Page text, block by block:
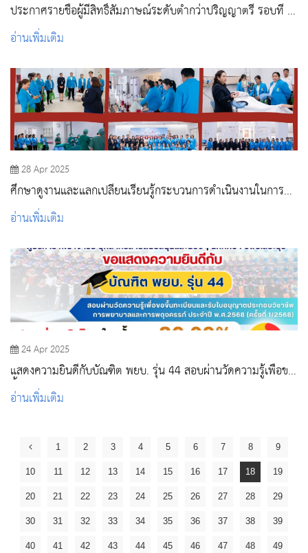
ประกาศรายชื่อผู้มีสิทธิ์สัมภาษณ์ระดับต่ำกว่าปริญญาตรี รอบที่ 3
ปีการศึกษา 2568 (หลักสูตรประกาศนียบัตรผู้ช่วยพยาบาล)
อ่านเพิ่มเติม
28 Apr 2025
ศึกษาดูงานและแลกเปลี่ยนเรียนรู้กระบวนการดำเนินงานในการ
เทียบเคียงสมรรถนะ (Benchmarking) ณ สถาบันการพยาบาลศรี
สวรินทิรา สภากาชาดไทย
อ่านเพิ่มเติม
24 Apr 2025
แสดงความยินดีกับบัณฑิต พยบ. รุ่น 44 สอบผ่านวัดความรู้เพื่อขอ
ขึ้นทะเบียนและรับใบอนุญาตประกอบวิชาชีพการพยาบาลและกา
รพดุงครรภ์ ประจำปี พ.ศ.2568
อ่านเพิ่มเติม
1 2 3 4 5 6 7 8 9
10 11 12 13 14 15 16 17 18 19
20 21 22 23 24 25 26 27 28 29
30 31 32 33 34 35 36 37 38 39
40 41 42 43 44 45 46 47 48 49